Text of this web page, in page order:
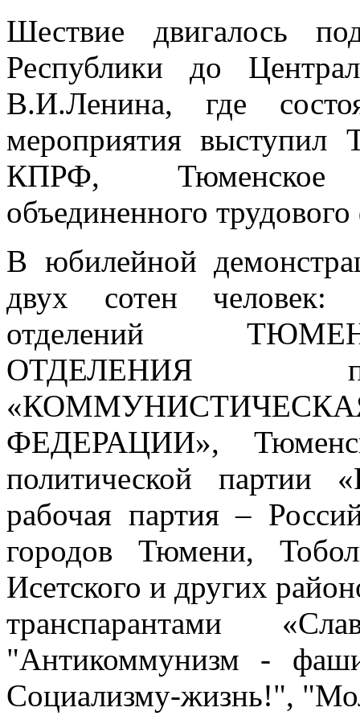
Шествие двигалось
Республики до
В.И.Ленина, где
мероприятия выступил
КПРФ, Тюменское
объединенного
В юбилейной
двух сотен человек:
отделений
ОТДЕЛЕНИЯ
ФЕДЕРАЦИИ»,
политической партии
рабочая партия –
городов Тюмени,
Исетского и других
транспарантами
"Антикоммунизм -
Социализму-жизнь!",